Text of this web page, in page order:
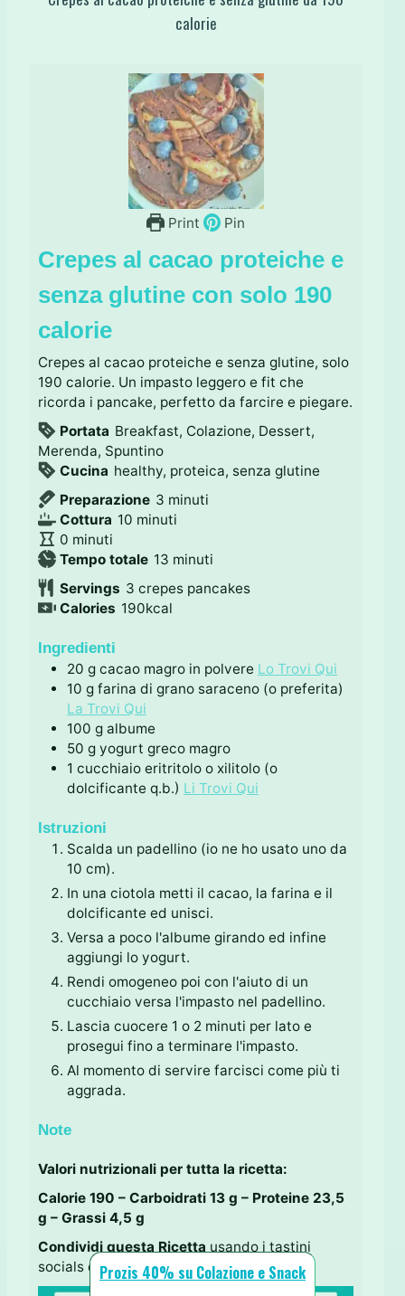
calorie
Print Pin
Crepes al cacao proteiche e
senza glutine con solo 190
calorie
Crepes al cacao proteiche e senza glutine, solo
190 calorie. Un impasto leggero e fit che
ricorda i pancake, perfetto da farcire e piegare.
Portata Breakfast, Colazione, Dessert,
Merenda, Spuntino
Cucina healthy, proteica, senza glutine
Preparazione 3m
i
u
i
minuti
Cottura 10m
n
t
i
minuti
0m
i
u
t
minuti
Tempo totale 13m
n
u
minuti
Servings 3 crepes pancakes
Calories 190kcal
Ingredienti
20 g cacao magro in polvere Lo Trovi Qui
10 g farina di grano saraceno (o preferita)
La Trovi Qui
100 g albume
50 g yogurt greco magro
1 cucchiaio eritritolo o xilitolo (o
dolcificante q.b.) Li Trovi Qui
Istruzioni
Scalda un padellino (io ne ho usato uno da
10 cm).
In una ciotola metti il cacao, la farina e il
dolcificante ed unisci.
Versa a poco l'albume girando ed infine
aggiungi lo yogurt.
Rendi omogeneo poi con l'aiuto di un
cucchiaio versa l'impasto nel padellino.
Lascia cuocere 1 o 2 minuti per lato e
prosegui fino a terminare l'impasto.
Al momento di servire farcisci come più ti
aggrada.
Note
Valori nutrizionali per tutta la ricetta:
Calorie 190 – Carboidrati 13 g – Proteine 23,5
g – Grassi 4,5 g
Condividi questa Ricetta usando i tastini
socials qui sotto ↓ Grazie!
Prozis 40% su Colazione e Snack